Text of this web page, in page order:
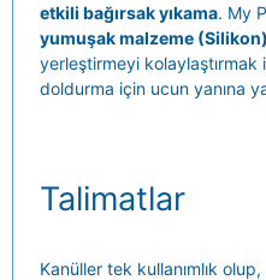
etkili bağırsak yıkama. My
yumuşak malzeme (Silikon)
yerleştirmeyi kolaylaştırmak
doldurma için ucun yanına
Talimatlar
Kanüller tek kullanımlık